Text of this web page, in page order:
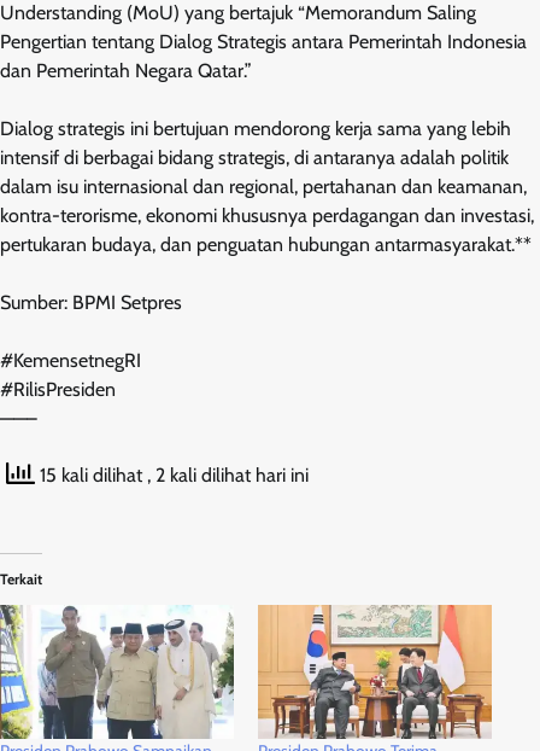
Understanding (MoU) yang bertajuk “Memorandum Saling
Pengertian tentang Dialog Strategis antara Pemerintah Indonesia
dan Pemerintah Negara Qatar.”
Dialog strategis ini bertujuan mendorong kerja sama yang lebih
intensif di berbagai bidang strategis, di antaranya adalah politik
dalam isu internasional dan regional, pertahanan dan keamanan,
kontra-terorisme, ekonomi khususnya perdagangan dan investasi,
pertukaran budaya, dan penguatan hubungan antarmasyarakat.**
Sumber: BPMI Setpres
#KemensetnegRI
#RilisPresiden
——–
15 kali dilihat , 2 kali dilihat hari ini
Terkait